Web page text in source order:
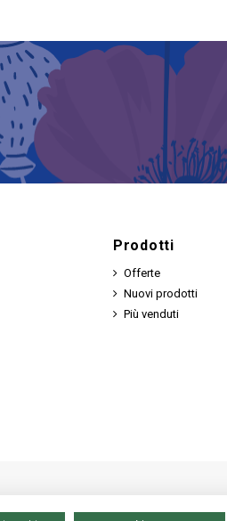
Prodotti
Offerte
Nuovi prodotti
Più venduti